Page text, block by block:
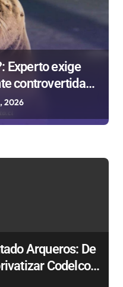
Experto exige
controvertida
2026
Arqueros: De
Codelco a
estatal